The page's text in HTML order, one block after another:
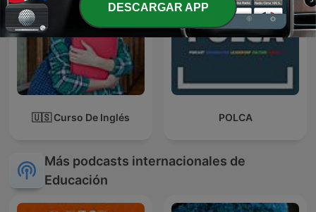
🇺🇸 Curso De Inglés POLCA
Más podcasts internacionales de
Educación
DESCARGAR APP